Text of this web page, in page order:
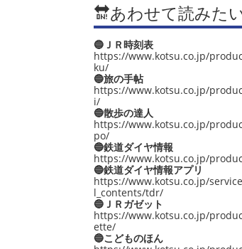
🔛あわせて読みた
🔵ＪＲ時刻表
https://www.kotsu.co.jp/
ku/
🔵旅の手帖
https://www.kotsu.co.jp/
i/
🔵散歩の達人
https://www.kotsu.co.jp/
po/
🔵鉄道ダイヤ情報
https://www.kotsu.co.jp/
🔵鉄道ダイヤ情報アプリ
https://www.kotsu.co.jp/
l_contents/tdr/
🔵ＪＲガゼット
https://www.kotsu.co.jp/
ette/
🔵こどものほん